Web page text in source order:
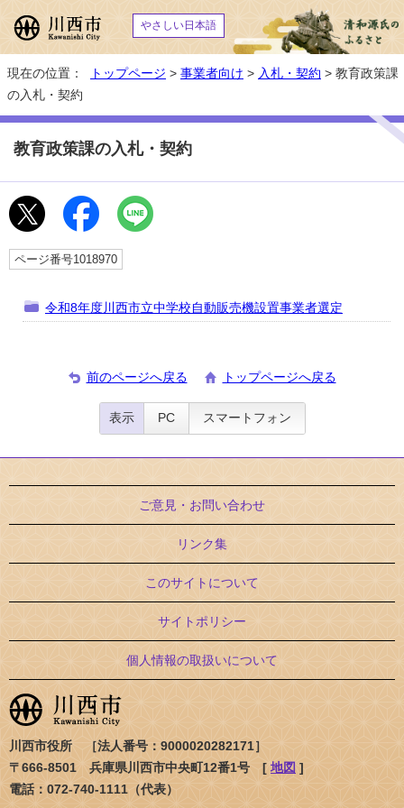
やさしい日本語
現在の位置： トップページ > 事業者向け > 入札・契約 > 教育政策課
の入札・契約
教育政策課の入札・契約
ページ番号1018970
令和8年度川西市立中学校自動販売機設置事業者選定
前のページへ戻る トップページへ戻る
表示 PC スマートフォン
ご意見・お問い合わせ
リンク集
このサイトについて
サイトポリシー
個人情報の取扱いについて
川西市役所 ［法人番号：9000020282171］
〒666-8501 兵庫県川西市中央町12番1号 [ 地図 ]
電話：072-740-1111（代表）